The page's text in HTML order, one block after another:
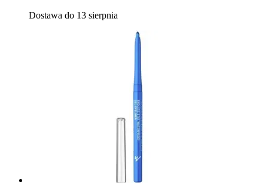
Dostawa do 13 sierpnia